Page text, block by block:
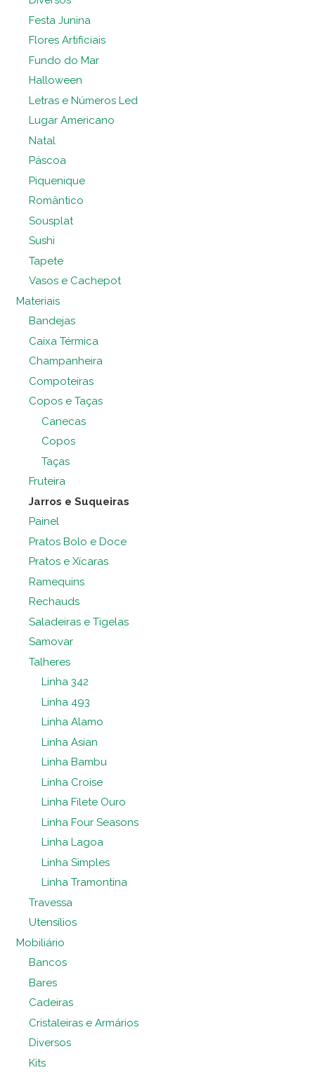
Festa Junina
Flores Artificiais
Fundo do Mar
Halloween
Letras e Números Led
Lugar Americano
Natal
Páscoa
Piquenique
Romântico
Sousplat
Sushi
Tapete
Vasos e Cachepot
Materiais
Bandejas
Caixa Térmica
Champanheira
Compoteiras
Copos e Taças
Canecas
Copos
Taças
Fruteira
Jarros e Suqueiras
Painel
Pratos Bolo e Doce
Pratos e Xícaras
Ramequins
Rechauds
Saladeiras e Tigelas
Samovar
Talheres
Linha 342
Linha 493
Linha Alamo
Linha Asian
Linha Bambu
Linha Croise
Linha Filete Ouro
Linha Four Seasons
Linha Lagoa
Linha Simples
Linha Tramontina
Travessa
Utensílios
Mobiliário
Bancos
Bares
Cadeiras
Cristaleiras e Armários
Diversos
Kits